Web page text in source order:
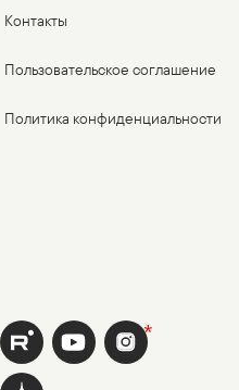
Контакты
Пользовательское соглашение
Политика конфиденциальности